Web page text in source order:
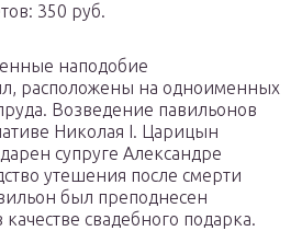
350 руб.
наподобие
расположены на одноименных
Возведение павильонов
Николая I. Царицын
супруге Александре
утешения после смерти
был преподнесен
свадебного подарка.